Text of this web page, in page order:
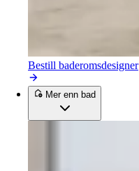
Bestill baderomsdesigner
Mer enn bad